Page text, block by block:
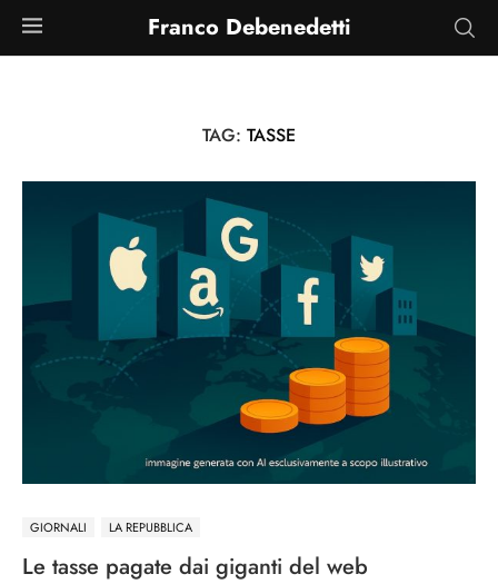
Franco Debenedetti
TAG: TASSE
GIORNALI LA REPUBBLICA
Le tasse pagate dai giganti del web